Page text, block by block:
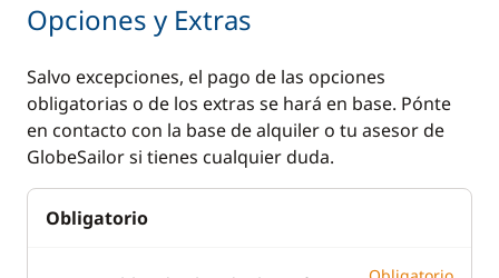
Opciones y Extras
Salvo excepciones, el pago de las opciones
obligatorias o de los extras se hará en base. Pónte
en contacto con la base de alquiler o tu asesor de
GlobeSailor si tienes cualquier duda.
Obligatorio